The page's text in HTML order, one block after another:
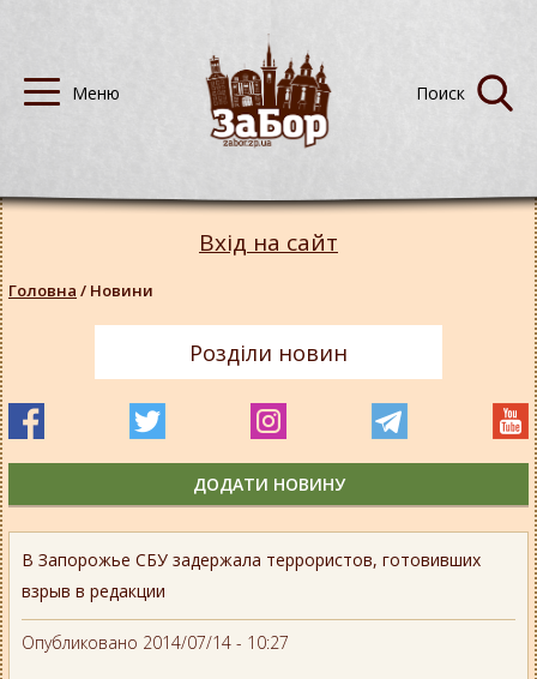
В Запорожье СБУ задержала террористов, готовивших
взрыв в редакции
Опубликовано 2014/07/14 - 10:27
Вхід на сайт
Головна / Новини
Розділи новин
ДОДАТИ НОВИНУ